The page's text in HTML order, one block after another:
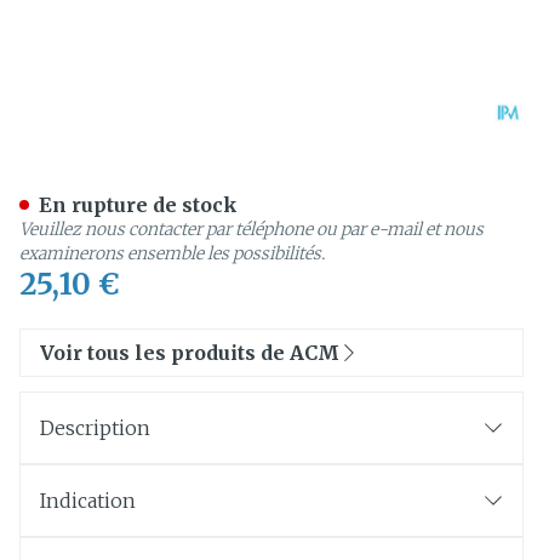
25,10 €
En rupture de stock
Veuillez nous contacter par téléphone ou par e-mail et nous
examinerons ensemble les possibilités.
Voir tous les produits de ACM
Description
Indication